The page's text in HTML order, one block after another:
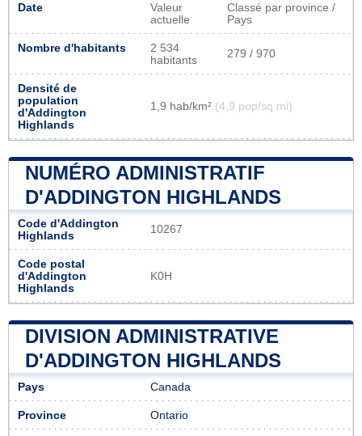
Date
Valeur
actuelle
Classé par province /
Pays
Nombre d'habitants
2 534
habitants
279 / 970
Densité de
population
d'Addington
Highlands
1,9 hab/km² (4,9 pop/sq mi)
NUMÉRO ADMINISTRATIF
D'ADDINGTON HIGHLANDS
Code d'Addington
Highlands
10267
Code postal
d'Addington
Highlands
K0H
DIVISION ADMINISTRATIVE
D'ADDINGTON HIGHLANDS
Pays Canada
Province Ontario